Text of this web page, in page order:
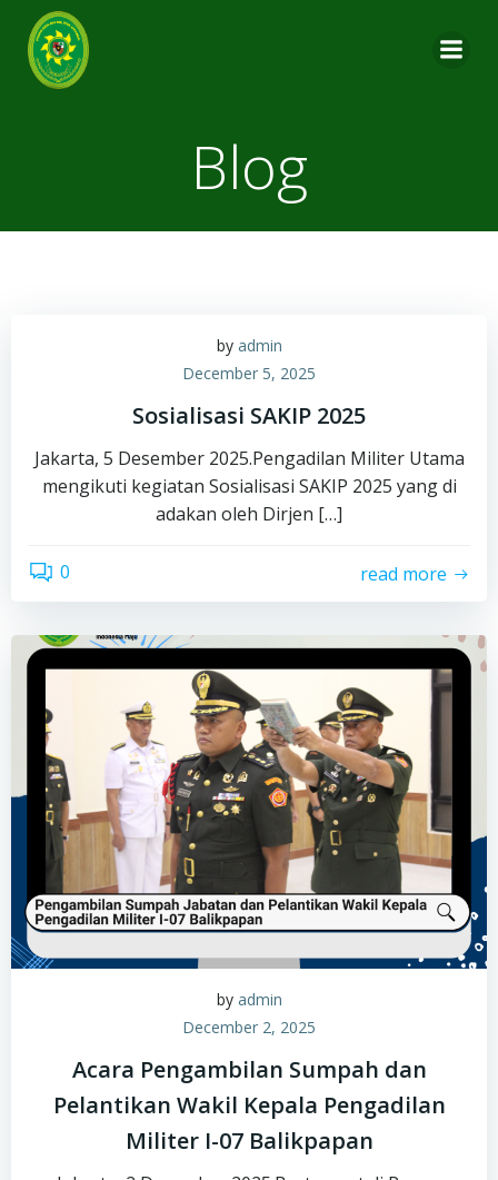
Blog
by admin
December 5, 2025
Sosialisasi SAKIP 2025
Jakarta, 5 Desember 2025.Pengadilan Militer Utama
mengikuti kegiatan Sosialisasi SAKIP 2025 yang di
adakan oleh Dirjen […]
0 read more
by admin
December 2, 2025
Acara Pengambilan Sumpah dan
Pelantikan Wakil Kepala Pengadilan
Militer I-07 Balikpapan